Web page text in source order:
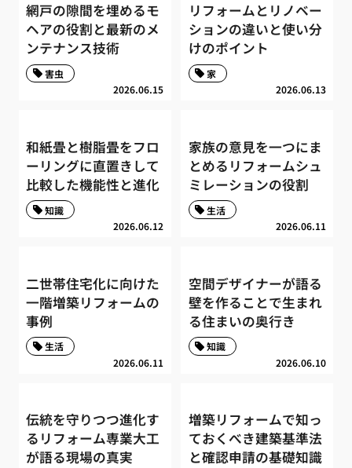
網戸の隙間を埋めるモ
ヘアの役割と最新のメ
ンテナンス技術
2026.06.15
害虫
リフォームとリノベー
ションの違いと使い分
けのポイント
2026.06.13
家
和紙畳と樹脂畳をフロ
ーリングに直置きして
比較した機能性と進化
2026.06.12
知識
家族の意見を一つにま
とめるリフォームシュ
ミレーションの役割
2026.06.11
生活
二世帯住宅化に向けた
一階増築リフォームの
事例
2026.06.11
生活
空間デザイナーが語る
壁を作ることで生まれ
る住まいの奥行き
2026.06.10
知識
伝統を守りつつ進化す
るリフォーム専業大工
が語る現場の真実
増築リフォームで知っ
ておくべき建築基準法
と確認申請の基礎知識